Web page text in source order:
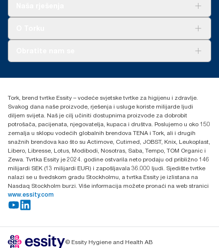
+385 913 900 004
H-1021 Budapest
Budakeszi út 51.
Tork, brend tvrtke Essity – vodeće svjetske tvrtke za higijenu i zdravlje.
Svakog dana naše proizvode, rješenja i usluge koriste milijarde ljudi
diljem svijeta. Naš je cilj učiniti dostupnima proizvode za dobrobit
potrošača, pacijenata, njegovatelja, kupaca i društva. Poslujemo u oko 150
zemalja u sklopu vodećih globalnih brendova TENA i Tork, ali i drugih
snažnih brendova kao što su Actimove, Cutimed, JOBST, Knix, Leukoplast,
Libero, Libresse, Lotus, Modibodi, Nosotras, Saba, Tempo, TOM Organic i
Zewa. Tvrtka Essity je 2024. godine ostvarila neto prodaju od približno 146
milijardi SEK (13 milijardi EUR) i zapošljavala 36.000 ljudi. Sjedište tvrtke
nalazi se u švedskom gradu Stockholmu, a tvrtka Essity je izlistana na
Nasdaq Stockholm burzi. Više informacija možete pronaći na web stranici
www.essity.com
© Essity Hygiene and Health AB